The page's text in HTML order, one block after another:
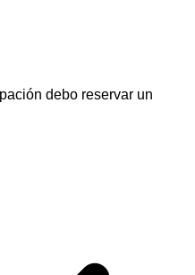
debo reservar un